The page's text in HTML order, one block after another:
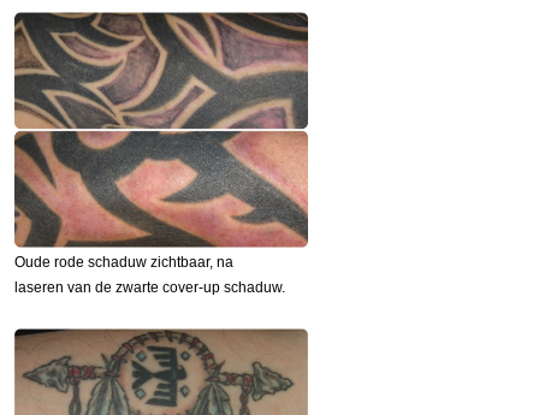
Oude rode schaduw zichtbaar, na
laseren van de zwarte cover-up schaduw.